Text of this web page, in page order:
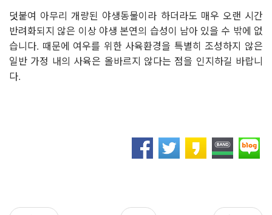
덧붙여 아무리 개량된 야생동물이라 하더라도 매우 오랜 시간
반려화되지 않은 이상 야생 본연의 습성이 남아 있을 수 밖에 없
습니다. 때문에 여우를 위한 사육환경을 특별히 조성하지 않은
일반 가정 내의 사육은 올바르지 않다는 점을 인지하길 바랍니
다.